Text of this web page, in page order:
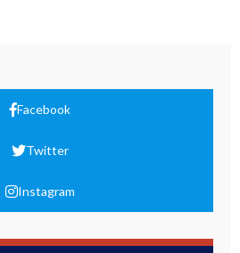
Facebook
Twitter
Instagram